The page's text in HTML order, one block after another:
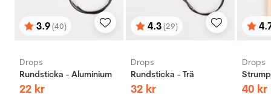
Betyg:
3.9(40)
utav 5 stjärnor
Drops
Rundsticka - Aluminium
22 kr
Betyg:
4.3(29)
utav 5 stjärnor
Drops
Rundsticka - Trä
32 kr
utav
Drops
40 kr